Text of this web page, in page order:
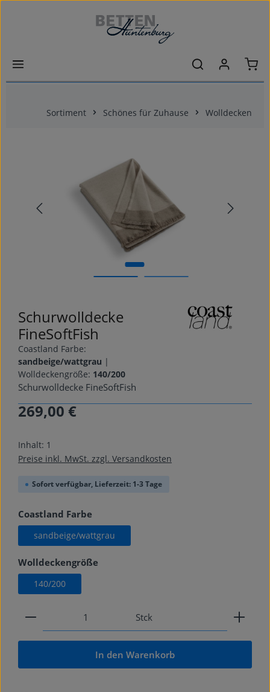
Zum Hauptinhalt springen
Sortiment Schönes für Zuhause Wolldecken
Schurwolldecke
FineSoftFish
Coastland Farbe:
sandbeige/wattgrau |
Wolldeckengröße: 140/200
Schurwolldecke FineSoftFish
Regulärer Preis:
269,00 €
Inhalt: 1
Preise inkl. MwSt. zzgl. Versandkosten
Sofort verfügbar, Lieferzeit: 1-3 Tage
Coastland Farbe
sandbeige/wattgrau
Wolldeckengröße
140/200
Produkt Anzahl: Gib den gewünschten Wert ein
Stck
In den Warenkorb